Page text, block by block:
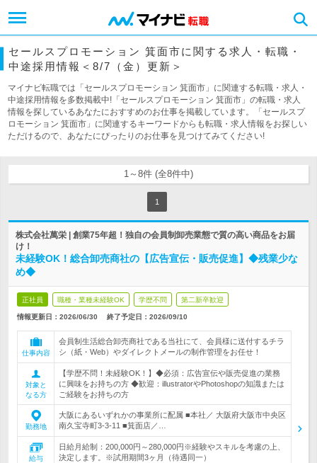
セールスプロモーション 箕面市に関する求人・転職・
中途採用情報＜8/7（金）更新＞
マイナビ転職では「セールスプロモーション 箕面市」に関連する転職・求人・
中途採用情報を多数掲載中!「セールスプロモーション 箕面市」の転職・求人
情報を探しているあなたにおすすめのお仕事を掲載しています。「セールスプ
ロモーション 箕面市」に関連するキーワードからも転職・求人情報をお探しい
ただけるので、あなたにぴったりのお仕事を見つけてみてください!
1～8件 (全8件中)
1
株式会社萬栄 | 創業75年超！独自の会員制卸売業態で質の高い商品をお届
け！
未経験OK！総合卸売商社の【広告宣伝・販売促進】◆残業少な
め◆
正社員 職種・業種未経験OK 学歴不問 第二新卒歓迎
情報更新日：2026/06/30 終了予定日： 2026/09/10
仕事内容
会員制生活総合卸売商社である当社にて、会員様に送付するチラ
シ（紙・Web）やダイレクトメールの制作管理をお任せ！
対象と
なる方
【学歴不問！未経験OK！】◆必須：広告宣伝や販売促進の業務
に興味をお持ちの方 ◆歓迎：illustratorやPhotoshopの知識または
ご経験をお持ちの方
勤務地
大阪にあるいずれかの事業所に配属 ■本社／ 大阪府大阪市中央区
南久宝寺町3-3-11 ■箕面店／…
給与
日給月給制：200,000円～280,000円※経験やスキルを考慮の上、
決定します。※試用期間3ヶ月（待遇同一）